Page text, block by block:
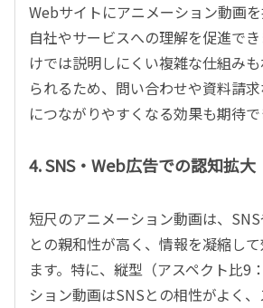
Webサイトにアニメーション動画を
自社やサービスへの理解を促進で
けでは説明しにくい複雑な仕組み
られるため、問い合わせや資料請
につながりやすくなる効果も期待で
4. SNS・Web広告での認知拡大
短尺のアニメーション動画は、
との親和性が高く、情報を凝縮し
ます。特に、縦型（アスペクト比9
ション動画はSNSとの相性がよく